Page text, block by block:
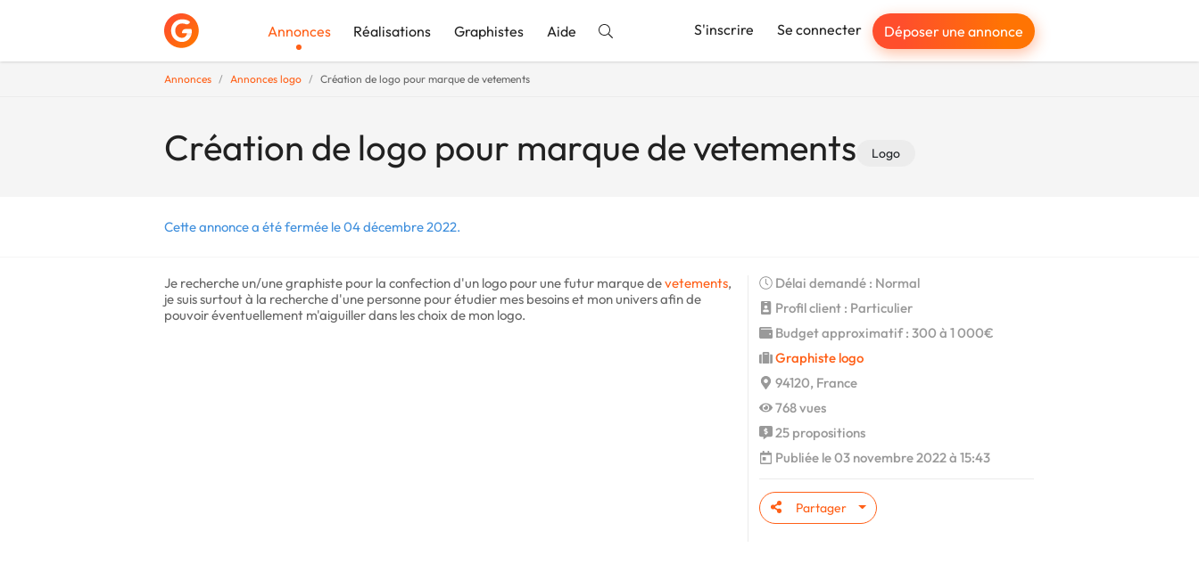
Annonces Réalisations Graphistes Aide S'inscrire Se connecter Déposer une annonce
Annonces Annonces logo Création de logo pour marque de vetements
Création de logo pour marque de vetements Logo
Cette annonce a été fermée le 04 décembre 2022.
Je recherche un/une graphiste pour la confection d'un logo pour une futur marque devetements,
je suis surtout à la recherche d'une personne pour étudier mes besoins et mon univers afin de
pouvoir éventuellement m'aiguiller dans les choix de mon logo.
Délai demandé : Normal
Profil client : Particulier
Budget approximatif : 300 à 1 000€
Graphiste logo
94120, France
768 vues
25 propositions
Publiée le 03 novembre 2022 à 15:43
Partager